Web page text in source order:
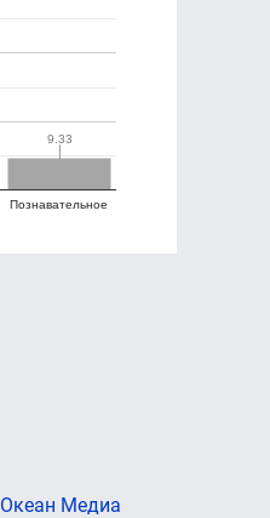
Познавательное
9.33
9.33
Океан Медиа